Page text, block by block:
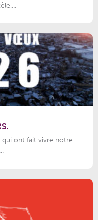
qui ont fait vivre notre